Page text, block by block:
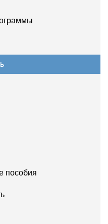
пособия